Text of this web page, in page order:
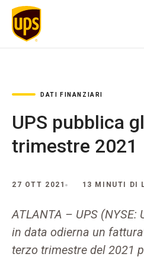
DATI FINANZIARI
UPS pubblica
trimestre 2021
27 OTT 2021 13 MINUTI DI
ATLANTA – UPS (NYSE:
in data odierna un
terzo trimestre del 2021